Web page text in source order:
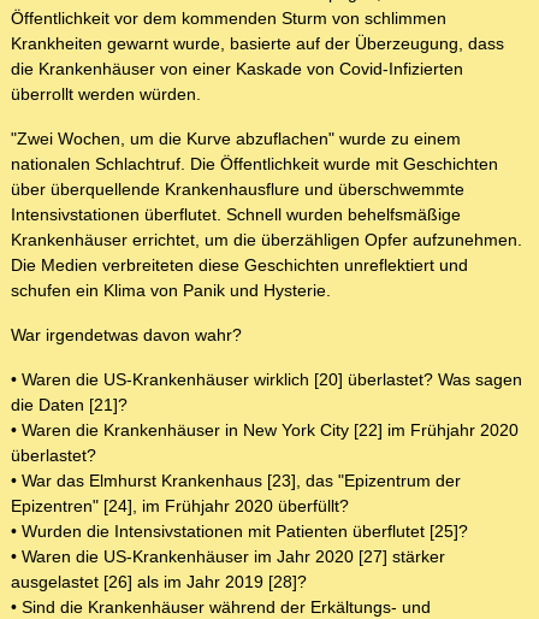
Öffentlichkeit vor dem kommenden Sturm von schlimmen
Krankheiten gewarnt wurde, basierte auf der Überzeugung, dass
die Krankenhäuser von einer Kaskade von Covid-Infizierten
überrollt werden würden.
"Zwei Wochen, um die Kurve abzuflachen" wurde zu einem
nationalen Schlachtruf. Die Öffentlichkeit wurde mit Geschichten
über überquellende Krankenhausflure und überschwemmte
Intensivstationen überflutet. Schnell wurden behelfsmäßige
Krankenhäuser errichtet, um die überzähligen Opfer aufzunehmen.
Die Medien verbreiteten diese Geschichten unreflektiert und
schufen ein Klima von Panik und Hysterie.
War irgendetwas davon wahr?
• Waren die US-Krankenhäuser wirklich [20] überlastet? Was sagen
die Daten [21]?
• Waren die Krankenhäuser in New York City [22] im Frühjahr 2020
überlastet?
• War das Elmhurst Krankenhaus [23], das "Epizentrum der
Epizentren" [24], im Frühjahr 2020 überfüllt?
• Wurden die Intensivstationen mit Patienten überflutet [25]?
• Waren die US-Krankenhäuser im Jahr 2020 [27] stärker
ausgelastet [26] als im Jahr 2019 [28]?
• Sind die Krankenhäuser während der Erkältungs- und